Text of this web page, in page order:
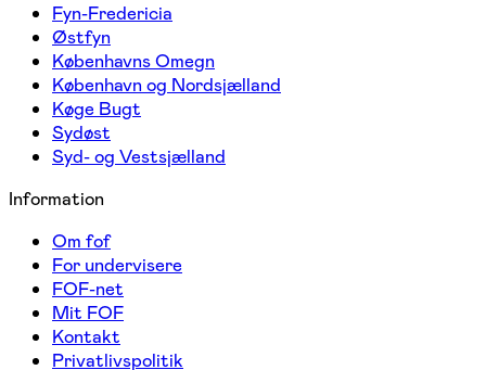
Fyn-Fredericia
Østfyn
Københavns Omegn
København og Nordsjælland
Køge Bugt
Sydøst
Syd- og Vestsjælland
Information
Om fof
For undervisere
FOF-net
Mit FOF
Kontakt
Privatlivspolitik